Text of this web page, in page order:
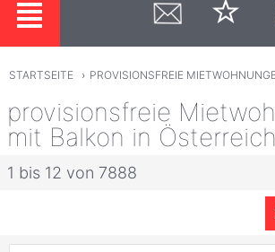
STARTSEITE › PROVISIONSFREIE
provisionsfreie
mit Balkon in Österreich
1 bis 12 von 7888